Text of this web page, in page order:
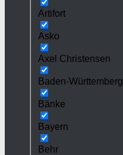
Artifort
Asko
Axel Christensen
Baden-Württemberg
Bänke
Bayern
Behr